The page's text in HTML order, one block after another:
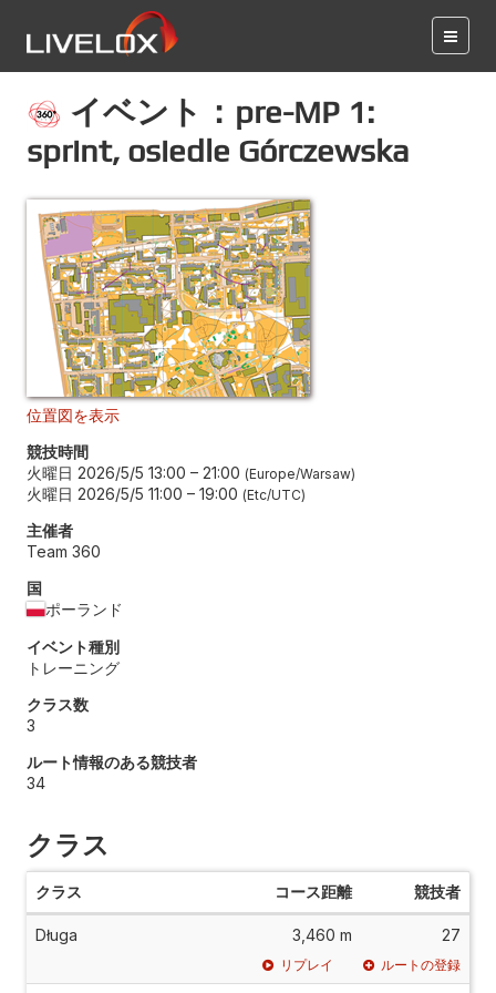
イベント：pre-MP 1:
sprint, osiedle Górczewska
位置図を表示
競技時間
火曜日 2026/5/5 13:00 – 21:00 Europe/Warsaw
火曜日 2026/5/5 11:00 – 19:00 Etc/UTC
主催者
Team 360
国
ポーランド
イベント種別
トレーニング
クラス数
3
ルート情報のある競技者
34
クラス
クラス コース距離 競技者
Długa 3,460 m 27
リプレイ ルートの登録